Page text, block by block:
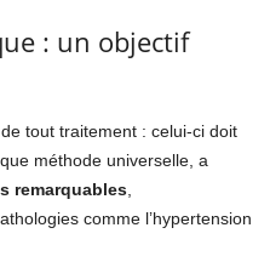
: un objectif
tout traitement : celui-ci doit
méthode universelle, a
remarquables
comme l’hypertension